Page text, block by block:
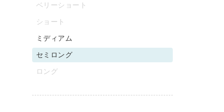
ベリーショート
ショート
ミディアム
セミロング
ロング